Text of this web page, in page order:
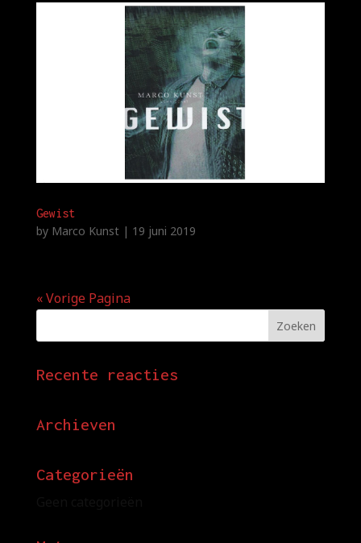
Gewist
by Marco Kunst| 19 juni 2019
« Vorige Pagina
Recente reacties
Archieven
Categorieën